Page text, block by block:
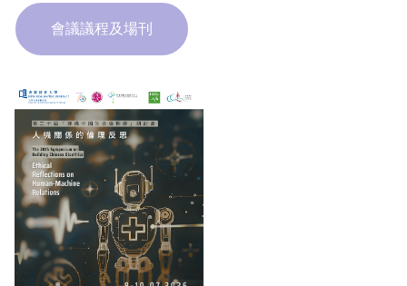
會議議程及場刊